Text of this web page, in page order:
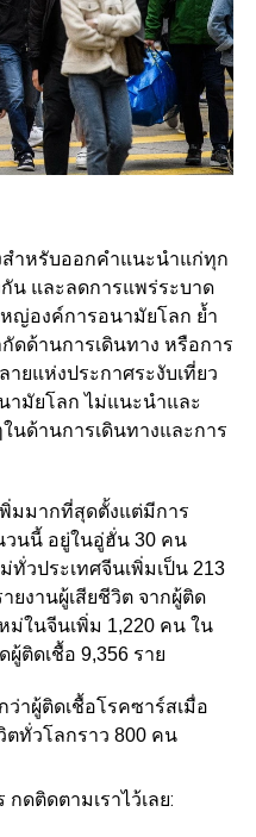
สำหรับออกคำแนะนำแก่ทุก
น และลดการแพร่ระบาด
ญ่องค์การอนามัยโลก ย้ำ
ดด้านการเดินทาง หรือการ
ยแห่งประกาศระงับเที่ยว
มัยโลก ไม่แนะนำและ
นด้านการเดินทางและการ
มมากที่สุดตั้งแต่มีการ
นนี้ อยู่ในอู่ฮั่น 30 คน
ทั่วประเทศจีนเพิ่มเป็น 213
ยงานผู้เสียชีวิต จากผู้ติด
ม่ในจีนเพิ่ม 1,220 คน ใน
ติดเชื้อ 9,356 ราย
ว่าผู้ติดเชื้อโรคซาร์สเมื่อ
ทั่วโลกราว 800 คน
ดติดตามเราไว้เลย: